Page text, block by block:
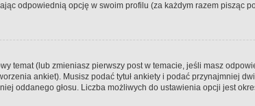
odpowiednią opcję w swoim profilu (za każdym razem
temat (lub zmieniasz pierwszy post w temacie, jeśli masz
ankiet). Musisz podać tytuł ankiety i podać przynajmniej
oddanego głosu. Liczba możliwych do ustawienia opcji jest